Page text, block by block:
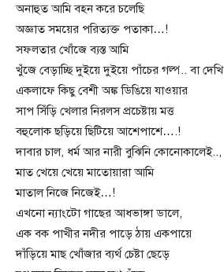
অনাহুত আমি বহন করে চলেছি
অজ্ঞাত সময়ের পরিত্যক্ত পতাকা…!
সফলতার খোঁজে ব্যস্ত আমি
খুঁজে বেড়াচ্ছি দুইয়ে দুইয়ে পাঁচের গল্প.. বা দেখি
একলাফে কিছু বেশী অঙ্ক ডিঙিয়ে যাওয়ার
সাপ সিঁড়ি খেলার নিরলস প্রচেষ্টায় মত্ত
বহুলোক ছড়িয়ে ছিটিয়ে আশেপাশে….!
দাবার চাল, ধর্ম আর নারী বুঝিনি কোনোকালেই..,
মাত খেয়ে খেয়ে মাতোয়ারা আমি
মাতাল নিজে নিজেই…!
এখনো ন্যাংটো গাছের আধভাঙ্গা ডালে,
এক বক পাখীর নদীর পাড়ে ঠায় একপায়ে
দাঁড়িয়ে মাছ খোঁজার ব্যর্থ চেষ্টা ছেড়ে